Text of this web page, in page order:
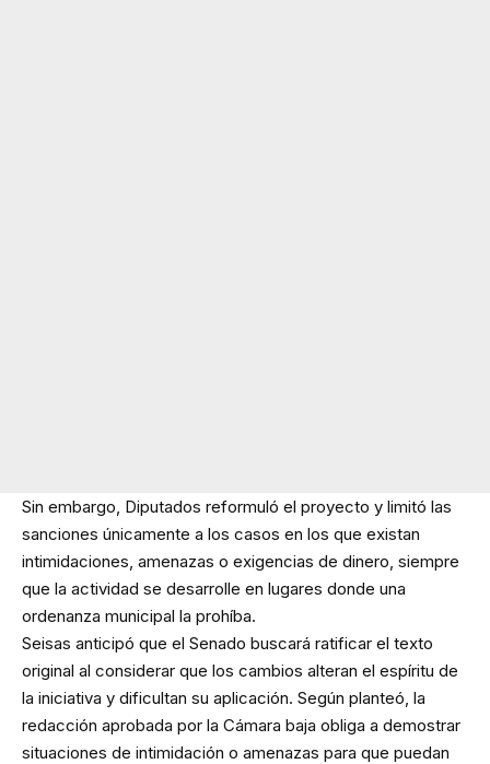
Sin embargo, Diputados reformuló el proyecto y limitó las
sanciones únicamente a los casos en los que existan
intimidaciones, amenazas o exigencias de dinero, siempre
que la actividad se desarrolle en lugares donde una
ordenanza municipal la prohíba.
Seisas anticipó que el Senado buscará ratificar el texto
original al considerar que los cambios alteran el espíritu de
la iniciativa y dificultan su aplicación. Según planteó, la
redacción aprobada por la Cámara baja obliga a demostrar
situaciones de intimidación o amenazas para que puedan